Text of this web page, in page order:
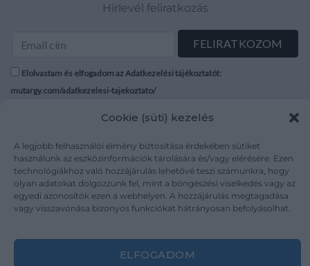
Cookie (süti) kezelés
A legjobb felhasználói élmény biztosítása érdekében sütiket
használunk az eszközinformációk tárolására és/vagy elérésére. Ezen
technológiákhoz való hozzájárulás lehetővé teszi számunkra, hogy
olyan adatokat dolgozzunk fel, mint a böngészési viselkedés vagy az
egyedi azonosítók ezen a webhelyen. A hozzájárulás megtagadása
vagy visszavonása bizonyos funkciókat hátrányosan befolyásolhat.
ELFOGADOM
Hírlevél feliratkozás
Elolvastam és elfogadom az Adatkezelési tájékoztatót:
mutargy.com/adatkezelesi-tajekoztato/
Médiaajánlat
Karrier
Kapcsolat
Áraink
ÁSZF
Adatvédelem
Impresszum